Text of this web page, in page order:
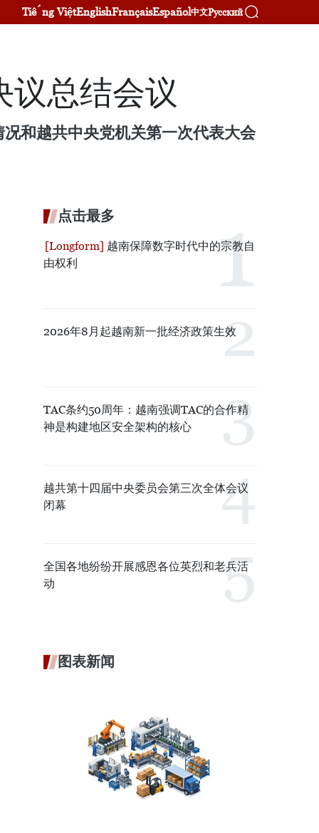
Tiếng ViệtEnglishFrançaisEspañol中文Русский
议总结会议
和越共中央党机关第一次代表大会
点击最多
越南保障数字时代中的宗教自
由权利
2026年8月起越南新一批经济政策生效
TAC条约50周年：越南强调TAC的合作精
神是构建地区安全架构的核心
越共第十四届中央委员会第三次全体会议
闭幕
全国各地纷纷开展感恩各位英烈和老兵活
动
图表新闻